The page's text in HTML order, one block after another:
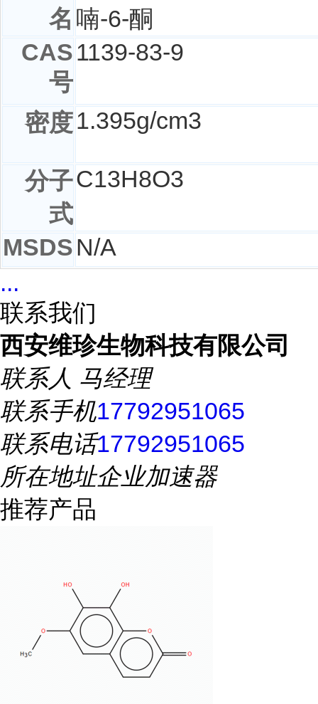
名 喃-6-酮
CAS
号
1139-83-9
密度1.395g/cm3
分子
式
C13H8O3
MSDSN/A
...
联系我们
西安维珍生物科技有限公司
联系人 马经理
联系手机17792951065
联系电话17792951065
所在地址企业加速器
推荐产品